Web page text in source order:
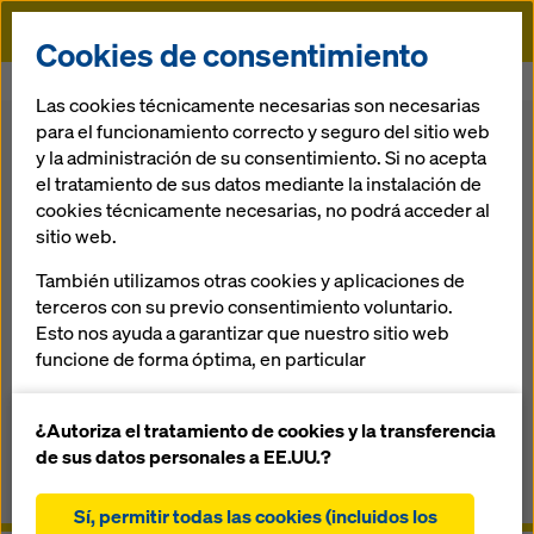
Doka
Volver
Plataforma para
pozo
El encofrado trepante para pozos interiores
Información general
Manuales, documentos y vídeos
Cookies de consentimiento
Las cookies técnicamente necesarias son necesarias
para el funcionamiento correcto y seguro del sitio web
y la administración de su consentimiento. Si no acepta
el tratamiento de sus datos mediante la instalación de
cookies técnicamente necesarias, no podrá acceder al
sitio web.
También utilizamos otras cookies y aplicaciones de
terceros con su previo consentimiento voluntario.
Esto nos ayuda a garantizar que nuestro sitio web
funcione de forma óptima, en particular
nuestro sitio web (cookies funcionales y
estadísticas)
utilizar la tienda online de Doka (cookies
¿Autoriza el tratamiento de cookies y la transferencia
de sus datos personales a EE.UU.?
Sí, permitir todas las cookies (incluidos los